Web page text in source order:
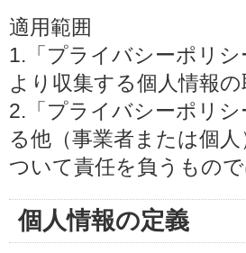
適用範囲
1.「プライバシーポリ
より収集する個人情報
2.「プライバシーポリ
る他（事業者または個
ついて責任を負うもので
個人情報の定義